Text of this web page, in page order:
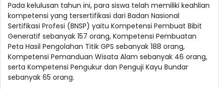
Pada kelulusan tahun ini, para siswa telah memiliki keahlian
kompetensi yang tersertifikasi dari Badan Nasional
Sertifikasi Profesi (BNSP) yaitu Kompetensi Pembuat Bibit
Generatif sebanyak 157 orang, Kompetensi Pembuatan
Peta Hasil Pengolahan Titik GPS sebanyak 188 orang,
Kompetensi Pemanduan Wisata Alam sebanyak 46 orang,
serta Kompetensi Pengukur dan Penguji Kayu Bundar
sebanyak 65 orang.